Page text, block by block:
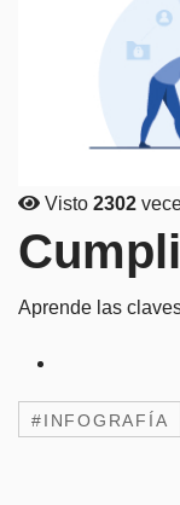
Visto 2302
Aprende las
#INFOGRAFÍA